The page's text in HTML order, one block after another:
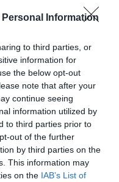
Information
to third parties, or
information for
the below opt-out
note that after your
continue seeing
information utilized by
to third parties prior to
out of the further
by third parties on the
This information may
on the IAB’s List of
Bisogna